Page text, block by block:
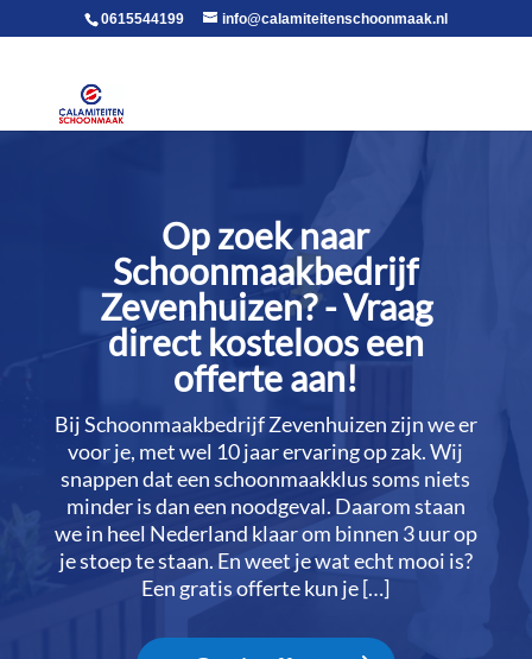
voor in de body0615544199 info@calamiteitenschoonmaak.nl
Op zoek naar
Schoonmaakbedrijf
Zevenhuizen? - Vraag
direct kosteloos een
offerte aan!
Bij Schoonmaakbedrijf Zevenhuizen zijn we er
voor je, met wel 10 jaar ervaring op zak.​ Wij
snappen dat een schoonmaakklus soms niets
minder is dan een noodgeval.​ Daarom staan
we in heel Nederland klaar om binnen 3 uur op
je stoep te staan.​ En weet je wat echt mooi is?
Een gratis offerte kun je […]